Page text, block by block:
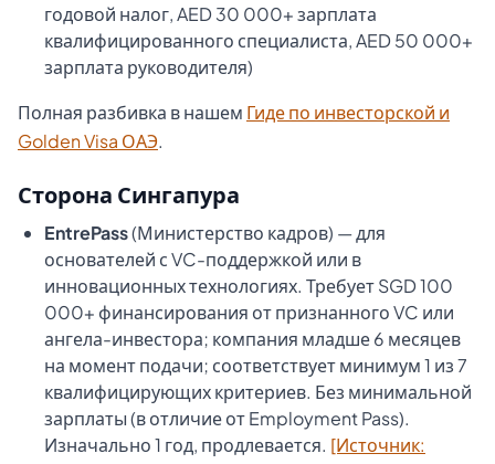
годовой налог, AED 30 000+ зарплата
квалифицированного специалиста, AED 50 000+
зарплата руководителя)
Полная разбивка в нашем Гиде по инвесторской и
Golden Visa ОАЭ.
Сторона Сингапура
EntrePass(Министерство кадров) — для
основателей с VC-поддержкой или в
инновационных технологиях. Требует SGD 100
000+ финансирования от признанного VC или
ангела-инвестора; компания младше 6 месяцев
на момент подачи; соответствует минимум 1 из 7
квалифицирующих критериев. Без минимальной
зарплаты (в отличие от Employment Pass).
Изначально 1 год, продлевается. [Источник: